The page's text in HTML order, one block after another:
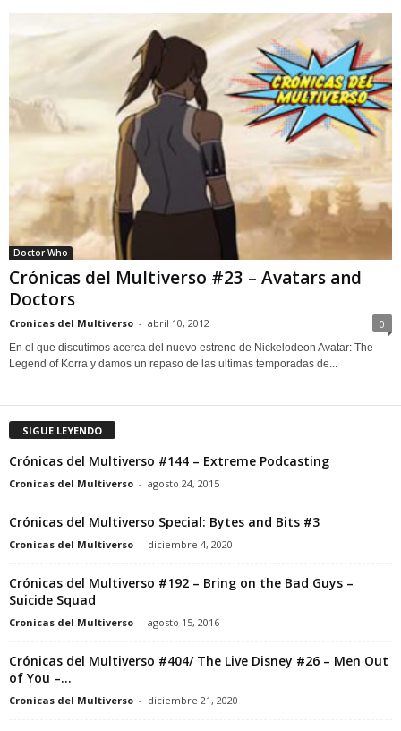
Doctor Who
Crónicas del Multiverso #23 – Avatars and
Doctors
Cronicas del Multiverso - abril 10, 2012 0
En el que discutimos acerca del nuevo estreno de Nickelodeon Avatar: The
Legend of Korra y damos un repaso de las ultimas temporadas de...
SIGUE LEYENDO
Crónicas del Multiverso #144 – Extreme Podcasting
Cronicas del Multiverso - agosto 24, 2015
Crónicas del Multiverso Special: Bytes and Bits #3
Cronicas del Multiverso - diciembre 4, 2020
Crónicas del Multiverso #192 – Bring on the Bad Guys –
Suicide Squad
Cronicas del Multiverso - agosto 15, 2016
Crónicas del Multiverso #404/ The Live Disney #26 – Men Out
of You –...
Cronicas del Multiverso - diciembre 21, 2020